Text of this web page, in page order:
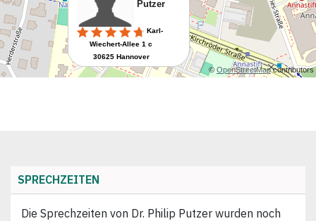
SPRECHZEITEN
Die Sprechzeiten von Dr. Philip Putzer wurden noch